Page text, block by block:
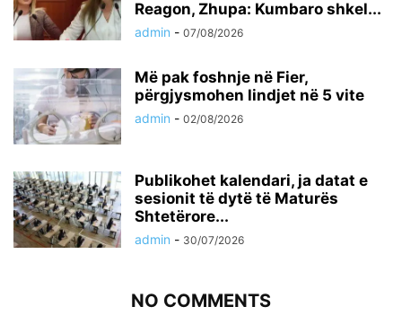
Reagon, Zhupa: Kumbaro shkel...
admin - 07/08/2026
Më pak foshnje në Fier,
përgjysmohen lindjet në 5 vite
admin - 02/08/2026
Publikohet kalendari, ja datat e
sesionit të dytë të Maturës
Shtetërore...
admin - 30/07/2026
NO COMMENTS